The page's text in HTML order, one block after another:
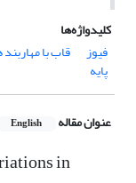
کلیدواژه‌ها
فیوز
قاب با
پایه
عنوان مقاله English
in